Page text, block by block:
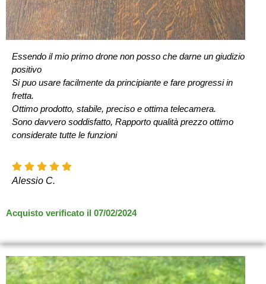
Essendo il mio primo drone non posso che darne un giudizio
positivo
Si puo usare facilmente da principiante e fare progressi in
fretta.
Ottimo prodotto, stabile, preciso e ottima telecamera.
Sono davvero soddisfatto, Rapporto qualità prezzo ottimo
considerate tutte le funzioni
Alessio C.
Acquisto verificato il 07/02/2024